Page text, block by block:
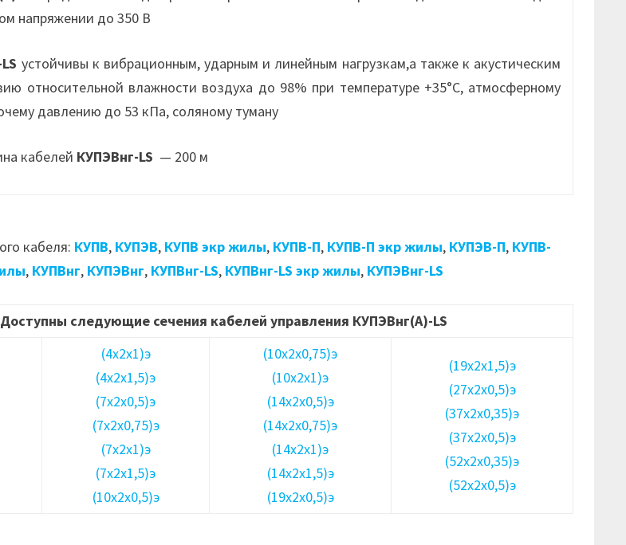
напряжении до 350 В
устойчивы к вибрационным, ударным и линейным нагрузкам,а также к акустическим
относительной влажности воздуха до 98% при температуре +35°С, атмосферному
давлению до 53 кПа, соляному туману
кабелей КУПЭВнг-LS — 200 м
кабеля: КУПВ, КУПЭВ, КУПВ экр жилы, КУПВ-П, КУПВ-П экр жилы, КУПЭВ-П, КУПВ-
, КУПВнг, КУПЭВнг, КУПВнг-LS, КУПВнг-LS экр жилы, КУПЭВнг-LS
Доступны следующие сечения кабелей управления КУПЭВнг(А)-LS
(4х2х1)э
(4х2х1,5)э
(7х2х0,5)э
(7х2х0,75)э
(7х2х1)э
(7х2х1,5)э
(10х2х0,5)э
(10х2х0,75)э
(10х2х1)э
(14х2х0,5)э
(14х2х0,75)э
(14х2х1)э
(14х2х1,5)э
(19х2х0,5)э
(19х2х1,5)э
(27х2х0,5)э
(37х2х0,35)э
(37х2х0,5)э
(52х2х0,35)э
(52х2х0,5)э